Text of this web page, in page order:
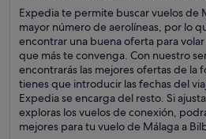
Expedia te permite buscar vuelos de
mayor número de aerolíneas, por lo
encontrar una buena oferta para
que más te convenga. Con nuestro
encontrarás las mejores ofertas de la
tienes que introducir las fechas del
Expedia se encarga del resto. Si
exploras los vuelos de conexión,
mejores para tu vuelo de Málaga a